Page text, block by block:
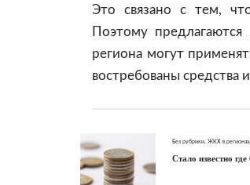
Это связано с тем, что
Поэтому
региона могут
востребованы средства
Без рубрики ЖКХ в регионах
Стало известно